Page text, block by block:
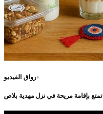
رواق الفيديو+
تمتع بإقامة مريحة في نزل مهدية بلاص